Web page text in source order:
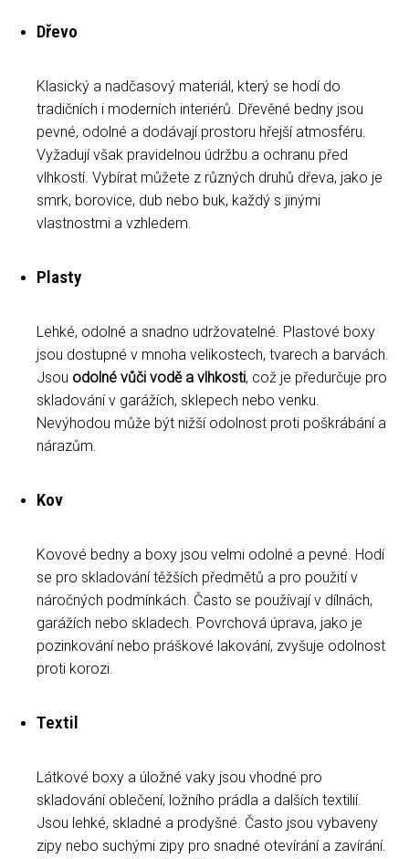
Dřevo
Klasický a nadčasový materiál, který se hodí do
tradičních i moderních interiérů. Dřevěné bedny jsou
pevné, odolné a dodávají prostoru hřejší atmosféru.
Vyžadují však pravidelnou údržbu a ochranu před
vlhkostí. Vybírat můžete z různých druhů dřeva, jako je
smrk, borovice, dub nebo buk, každý s jinými
vlastnostmi a vzhledem.
Plasty
Lehké, odolné a snadno udržovatelné. Plastové boxy
jsou dostupné v mnoha velikostech, tvarech a barvách.
Jsou odolné vůči vodě a vlhkosti, což je předurčuje pro
skladování v garážích, sklepech nebo venku.
Nevýhodou může být nižší odolnost proti poškrábání a
nárazům.
Kov
Kovové bedny a boxy jsou velmi odolné a pevné. Hodí
se pro skladování těžších předmětů a pro použití v
náročných podmínkách. Často se používají v dílnách,
garážích nebo skladech. Povrchová úprava, jako je
pozinkování nebo práškové lakování, zvyšuje odolnost
proti korozi.
Textil
Látkové boxy a úložné vaky jsou vhodné pro
skladování oblečení, ložního prádla a dalších textilií.
Jsou lehké, skladné a prodyšné. Často jsou vybaveny
zipy nebo suchými zipy pro snadné otevírání a zavírání.